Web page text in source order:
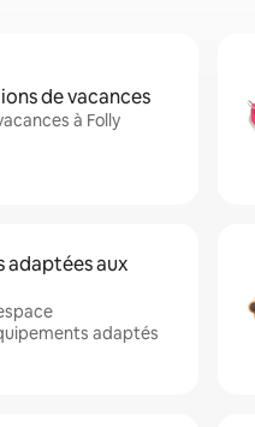
de vacances
à Folly
adaptées aux
adaptés